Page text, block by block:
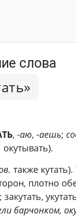
слова
, -аю, -аешь;
окутывать).
также
плотно
барчонком,